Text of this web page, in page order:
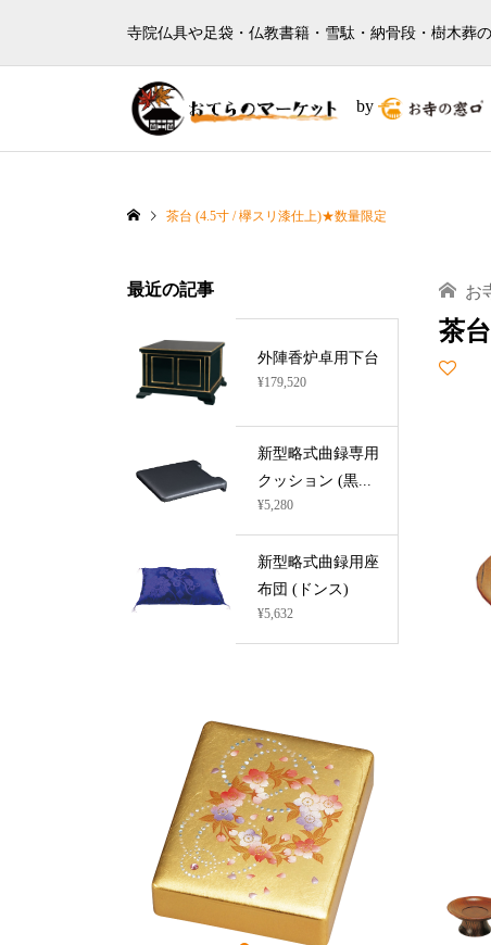
寺院仏具や足袋・仏教書籍・雪駄・納骨段・樹木葬
by
茶台 (4.5寸 / 欅スリ漆仕上)★数量限定
お
茶
最近の記事
外陣香炉卓用下台
¥179,520
新型略式曲録専用
クッション (黒...
¥5,280
新型略式曲録用座
布団 (ドンス)
¥5,632